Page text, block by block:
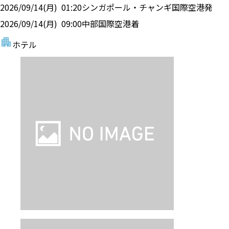
2026/09/14(月) 01:20シンガポール・チャンギ国際空港発
2026/09/14(月) 09:00中部国際空港着
ホテル